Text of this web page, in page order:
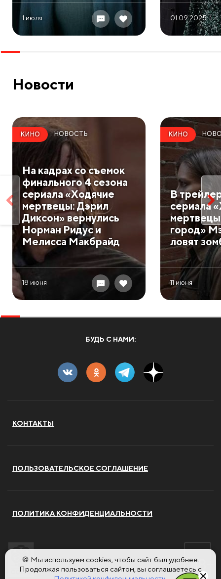
1 июля 01.09 2025
Новости
КИНО НОВОСТЬ
На кадрах со съемок
финального 4 сезона
сериала «Ходячие
мертвецы: Дэрил
Диксон» вернулись
Норман Ридус и
Мелисса Макбрайд
18 июня
КИНО
В
сериала
город»
ловят
11 июня
БУДЬ С НАМИ:
КОНТАКТЫ
ПОЛЬЗОВАТЕЛЬСКОЕ СОГЛАШЕНИЕ
ПОЛИТИКА КОНФИДЕНЦИАЛЬНОСТИ
🍪 Мы используем cookies, чтобы сайт был удобнее.
Продолжая пользоваться сайтом, вы соглашаетесь с